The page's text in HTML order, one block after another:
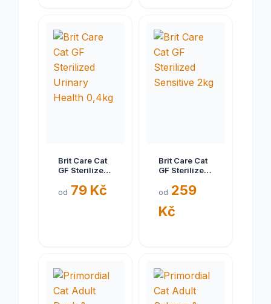
Brit Care Cat
GF Sterilized
Health 0,4kg
od 79 Kč
Brit Care Cat
GF Sterilized
od 259
Kč